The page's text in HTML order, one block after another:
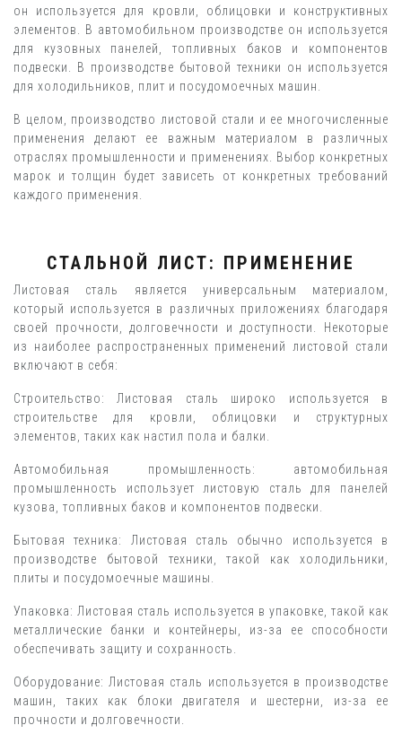
он используется для кровли, облицовки и конструктивных
элементов. В автомобильном производстве он используется
для кузовных панелей, топливных баков и компонентов
подвески. В производстве бытовой техники он используется
для холодильников, плит и посудомоечных машин.
В целом, производство листовой стали и ее многочисленные
применения делают ее важным материалом в различных
отраслях промышленности и применениях. Выбор конкретных
марок и толщин будет зависеть от конкретных требований
каждого применения.
СТАЛЬНОЙ ЛИСТ: ПРИМЕНЕНИЕ
Листовая сталь является универсальным материалом,
который используется в различных приложениях благодаря
своей прочности, долговечности и доступности. Некоторые
из наиболее распространенных применений листовой стали
включают в себя:
Строительство: Листовая сталь широко используется в
строительстве для кровли, облицовки и структурных
элементов, таких как настил пола и балки.
Автомобильная промышленность: автомобильная
промышленность использует листовую сталь для панелей
кузова, топливных баков и компонентов подвески.
Бытовая техника: Листовая сталь обычно используется в
производстве бытовой техники, такой как холодильники,
плиты и посудомоечные машины.
Упаковка: Листовая сталь используется в упаковке, такой как
металлические банки и контейнеры, из-за ее способности
обеспечивать защиту и сохранность.
Оборудование: Листовая сталь используется в производстве
машин, таких как блоки двигателя и шестерни, из-за ее
прочности и долговечности.